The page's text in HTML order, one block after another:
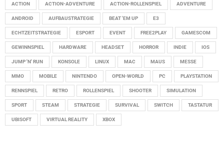
ACTION ACTION-ADVENTURE ACTION-ROLLENSPIEL ADVENTURE
ANDROID AUFBAUSTRATEGIE BEAT 'EM UP E3
ECHTZEITSTRATEGIE ESPORT EVENT FREE2PLAY GAMESCOM
GEWINNSPIEL HARDWARE HEADSET HORROR INDIE IOS
JUMP 'N' RUN KONSOLE LINUX MAC MAUS MESSE
MMO MOBILE NINTENDO OPEN-WORLD PC PLAYSTATION
RENNSPIEL RETRO ROLLENSPIEL SHOOTER SIMULATION
SPORT STEAM STRATEGIE SURVIVAL SWITCH TASTATUR
UBISOFT VIRTUAL REALITY XBOX